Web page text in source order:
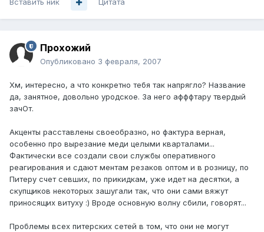
Вставить ник Цитата
Прохожий
Опубликовано 3 февраля, 2007
Хм, интересно, а что конкретно тебя так напрягло? Название
да, занятное, довольно уродское. За него афффтару твердый
зачОт.
Акценты расставлены своеобразно, но фактура верная,
особенно про вырезание меди целыми кварталами...
Фактически все создали свои службы оперативного
реагирования и сдают ментам резаков оптом и в розницу, по
Питеру счет севших, по прикидкам, уже идет на десятки, а
скупщиков некоторых зашугали так, что они сами вяжут
приносящих витуху :) Вроде основную волну сбили, говорят...
Проблемы всех питерских сетей в том, что они не могут